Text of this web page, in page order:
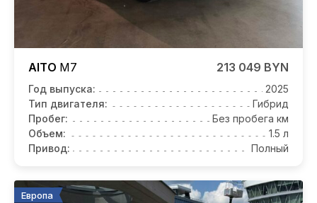
AITO M7 213 049 BYN
Год выпуска:
2025
Тип двигателя:
Гибрид
Пробег:
Без пробега км
Объем:
1.5 л
Привод:
Полный
Европа